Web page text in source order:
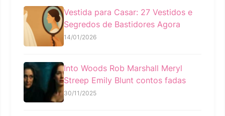
Vestida para Casar: 27 Vestidos e
Segredos de Bastidores Agora
14/01/2026
Into Woods Rob Marshall Meryl
Streep Emily Blunt contos fadas
30/11/2025